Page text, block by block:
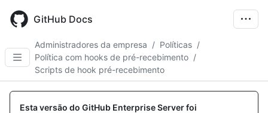
main
GitHub Docs
Administradores da empresa / Políticas /
Política com hooks de pré-recebimento /
Scripts de hook pré-recebimento
Esta versão do GitHub Enterprise Server foi